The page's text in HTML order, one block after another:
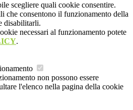
scegliere quali cookie consentire.
che consentono il funzionamento della
disabilitarli.
necessari al funzionamento potete
.
non possono essere
l'elenco nella pagina della cookie